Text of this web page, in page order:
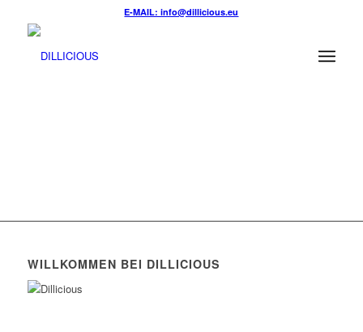
E-MAIL: info@dillicious.eu
WILLKOMMEN BEI DILLICIOUS